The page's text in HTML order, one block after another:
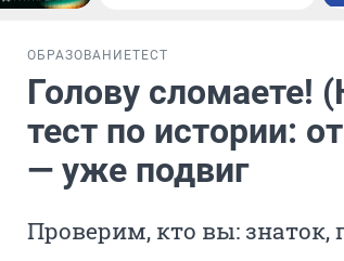
ОБРАЗОВАНИЕТЕСТ
Голову сломаете!
тест по истории:
— уже подвиг
Проверим, кто вы: знаток,